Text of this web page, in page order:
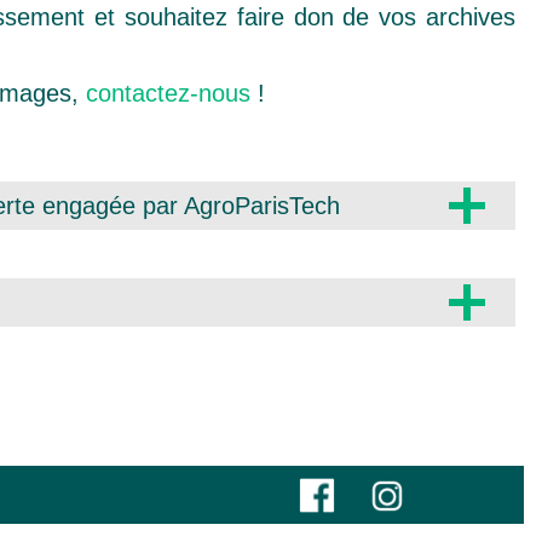
et souhaitez faire don de vos archives
contactez-nous !
engagée par AgroParisTech
engagée par AgroParisTech.
scientifiques et techniques dans le
ne vienne pas détrôner le souci